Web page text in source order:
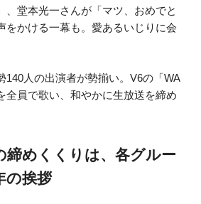
、堂本光一さんが「マツ、おめでと
をかける一幕も。愛あるいじりに会
140人の出演者が勢揃い。V6の「WA
全員で歌い、和やかに生放送を締め
締めくくりは、各グルー
の挨拶